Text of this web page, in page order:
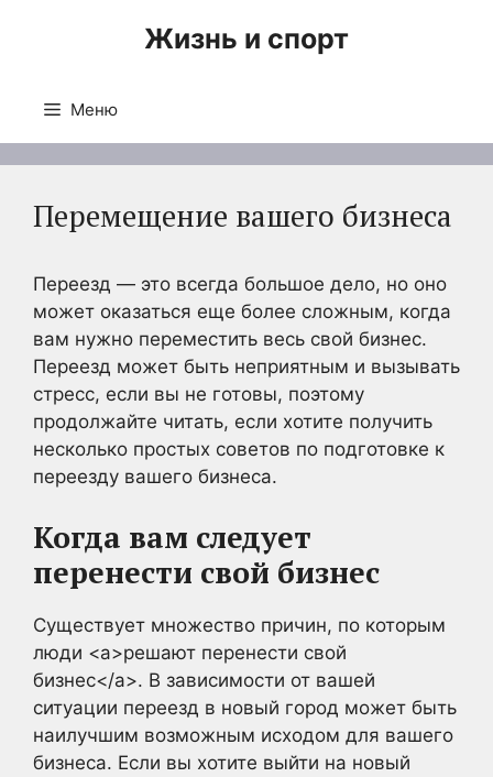
Жизнь и спорт
Меню
Перемещение вашего бизнеса
Переезд — это всегда большое дело, но оно
может оказаться еще более сложным, когда
вам нужно переместить весь свой бизнес.
Переезд может быть неприятным и вызывать
стресс, если вы не готовы, поэтому
продолжайте читать, если хотите получить
несколько простых советов по подготовке к
переезду вашего бизнеса.
Когда вам следует
перенести свой бизнес
Существует множество причин, по которым
люди <a>решают перенести свой
бизнес</a>. В зависимости от вашей
ситуации переезд в новый город может быть
наилучшим возможным исходом для вашего
бизнеса. Если вы хотите выйти на новый